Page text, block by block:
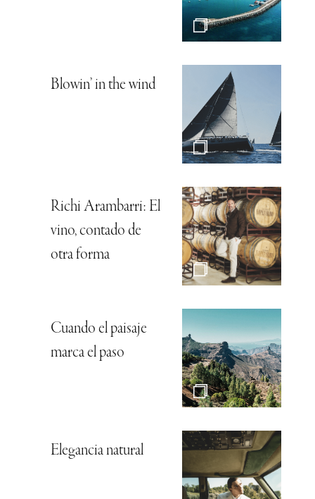
Blowin’ in the wind
Richi Arambarri: El
vino, contado de
otra forma
Cuando el paisaje
marca el paso
Elegancia natural